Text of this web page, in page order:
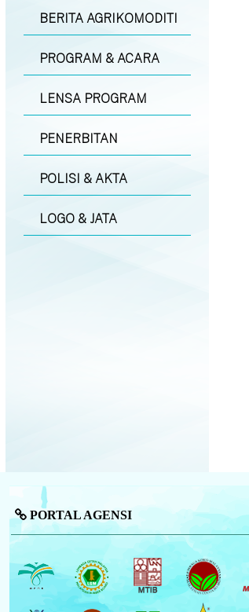
BERITA AGRIKOMODITI
PROGRAM & ACARA
LENSA PROGRAM
PENERBITAN
POLISI & AKTA
LOGO & JATA
PORTAL AGENSI